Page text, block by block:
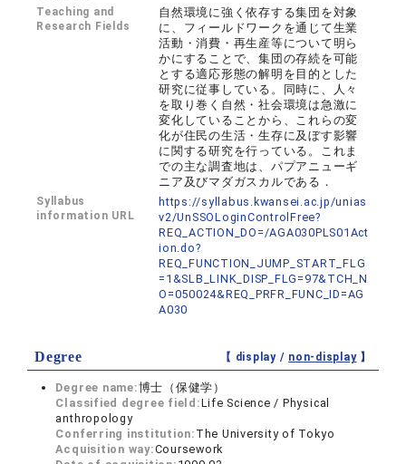
Teaching and
Research Fields
自然環境に強く依存する集団を対象
に、フィールドワークを通じて生業
活動・消費・再生産等について明ら
かにすることで、集団の存続を可能
とする適応形態の解明を目的とした
研究に従事している。同時に、人々
を取り巻く自然・社会環境は急激に
変化していることから、これらの変
化が住民の生活・生存に及ぼす影響
に関する研究を行っている。これま
での主な調査地は、パプアニューギ
ニア及びマダガスカルである．
Syllabus
information URL
https://syllabus.kwansei.ac.jp/unias
v2/UnSSOLoginControlFree?
REQ_ACTION_DO=/AGA030PLS01Act
ion.do?
REQ_FUNCTION_JUMP_START_FLG
=1&SLB_LINK_DISP_FLG=97&TCH_N
O=050024&REQ_PRFR_FUNC_ID=AG
A030
Degree 【 display / non-display】
Degree name:博士（保健学）
Classified degree field:Life Science / Physical
anthropology
Conferring institution: The University of Tokyo
Acquisition way:Coursework